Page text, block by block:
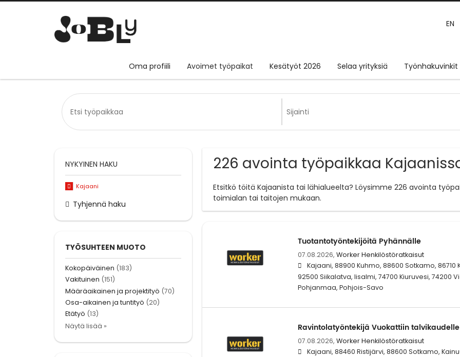
EN
Oma profiili Avoimet työpaikat Kesätyöt 2026 Selaa yrityksiä Työnhakuvinkit
226 avointa työpaikkaa
Etsitkö töitä Kajaanista tai lähialueelta? Löysimme 226 avointa
toimialan tai taitojen mukaan.
Tuotantotyöntekijöitä Pyhännälle
07.08.2026, Worker Henkilöstöratkaisut
Kajaani, 88900 Kuhmo, 88600 Sotkamo, 86710
92500 Siikalatva, Iisalmi, 74700 Kiuruvesi, 74200
Pohjanmaa, Pohjois-Savo
Ravintolatyöntekijä Vuokattiin
07.08.2026, Worker Henkilöstöratkaisut
Kajaani, 88460 Ristijärvi, 88600 Sotkamo,
NYKYINEN HAKU
Kajaani
Tyhjennä haku
TYÖSUHTEEN MUOTO
Kokopäiväinen (183)
Vakituinen (151)
Määräaikainen ja projektityö (70)
Osa-aikainen ja tuntityö (20)
Etätyö (13)
Näytä lisää »